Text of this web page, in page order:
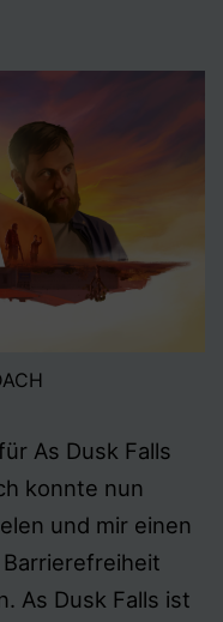
As Dusk Falls
konnte nun
und mir einen
As Dusk Falls ist